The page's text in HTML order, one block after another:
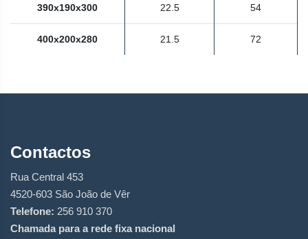
390x190x300 22.5 54
400x200x280 21.5 72
Contactos
Rua Central 453
4520-603 São João de Vêr
Telefone: 256 910 370
Chamada para a rede fixa nacional